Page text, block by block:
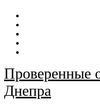
Перейти
контенту
Проверенные
Днепра